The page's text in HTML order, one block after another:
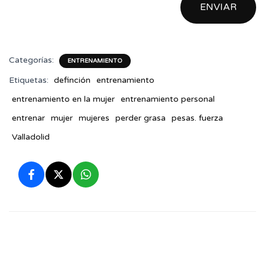
n
c
ENVIAR
Categorías: ENTRENAMIENTO
Etiquetas: definción
entrenamiento
entrenamiento en la mujer entrenamiento personal
entrenar mujer mujeres perder grasa
pesas. fuerza
Valladolid